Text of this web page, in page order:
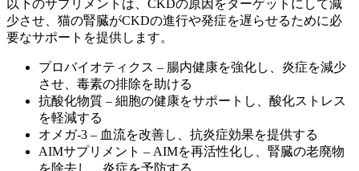
以下のサプリメントは、CKDの原因をターゲットにして減
少させ、猫の腎臓がCKDの進行や発症を遅らせるために必
要なサポートを提供します。
プロバイオティクス – 腸内健康を強化し、炎症を減少
させ、毒素の排除を助ける
抗酸化物質 – 細胞の健康をサポートし、酸化ストレス
を軽減する
オメガ-3 – 血流を改善し、抗炎症効果を提供する
AIMサプリメント – AIMを再活性化し、腎臓の老廃物
を除去し、炎症を予防する